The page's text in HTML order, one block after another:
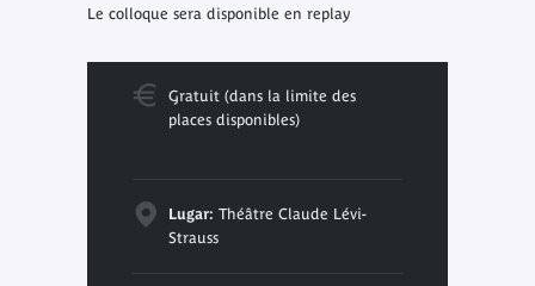
Le colloque sera disponible en replay
Gratuit (dans la limite des
places disponibles)
Lugar: Théâtre Claude Lévi-
Strauss